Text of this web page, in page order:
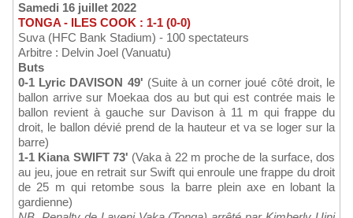
Samedi 16 juillet 2022
TONGA - ILES COOK : 1-1 (0-0)
Suva (HFC Bank Stadium) - 100 spectateurs
Arbitre : Delvin Joel (Vanuatu)
Buts
0-1 Lyric DAVISON 49' (Suite à un corner joué côté droit, le
ballon arrive sur Moekaa dos au but qui est contrée mais le
ballon revient à gauche sur Davison à 11 m qui frappe du
droit, le ballon dévié prend de la hauteur et va se loger sur la
barre)
1-1 Kiana SWIFT 73' (Vaka à 22 m proche de la surface, dos
au jeu, joue en retrait sur Swift qui enroule une frappe du droit
de 25 m qui retombe sous la barre plein axe en lobant la
gardienne)